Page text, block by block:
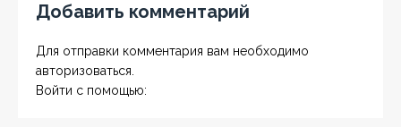
Добавить комментарий
Для отправки комментария вам необходимо
авторизоваться
Войти с помощью: